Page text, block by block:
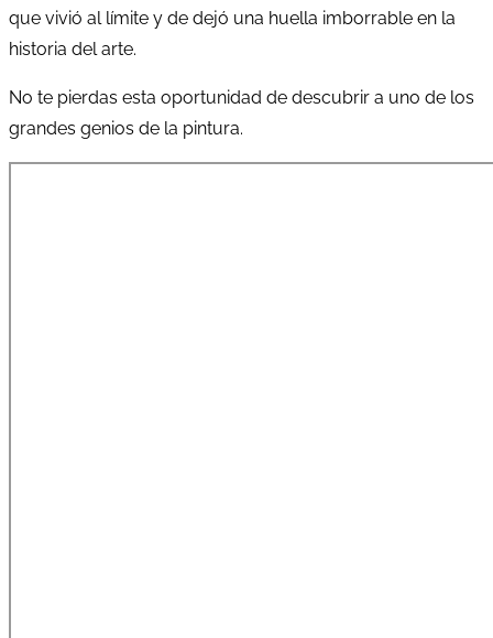
que vivió al límite y de dejó una huella imborrable en la
historia del arte.
No te pierdas esta oportunidad de descubrir a uno de los
grandes genios de la pintura.